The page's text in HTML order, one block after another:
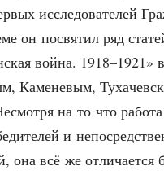
иссле­до­ва­те­лей
он посвя­тил ряд
вой­на. 1918–1921»
Каме­не­вым,
на то что
и
она всё же